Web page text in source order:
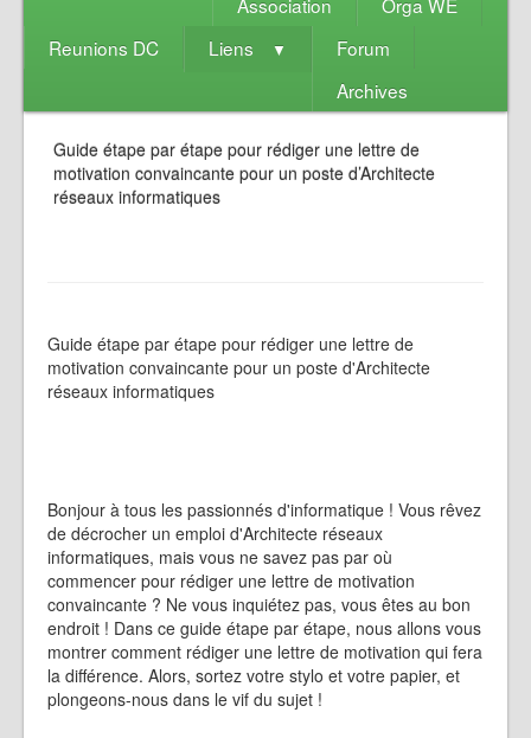
Reunions DC
Liens ▼
Forum
Archives
Guide étape par étape pour rédiger une lettre de
motivation convaincante pour un poste d’Architecte
réseaux informatiques
Guide étape par étape pour rédiger une lettre de
motivation convaincante pour un poste d'Architecte
réseaux informatiques
Bonjour à tous les passionnés d'informatique ! Vous rêvez
de décrocher un emploi d'Architecte réseaux
informatiques, mais vous ne savez pas par où
commencer pour rédiger une lettre de motivation
convaincante ? Ne vous inquiétez pas, vous êtes au bon
endroit ! Dans ce guide étape par étape, nous allons vous
montrer comment rédiger une lettre de motivation qui fera
la différence. Alors, sortez votre stylo et votre papier, et
plongeons-nous dans le vif du sujet !